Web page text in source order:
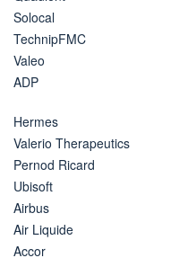
Solocal
TechnipFMC
Valeo
ADP
Hermes
Valerio Therapeutics
Pernod Ricard
Ubisoft
Airbus
Air Liquide
Accor